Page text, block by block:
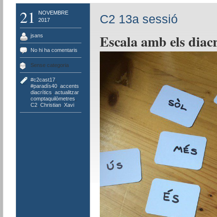
21
NOVEMBRE
2017
jsans
No hi ha comentaris
Sense categoria
#c2cast17,
#paradís40, accents
diacrítics actualitzar
comptaquilòmetres
C2, Christian, Xavi
C2 13a sessió
Escala amb els